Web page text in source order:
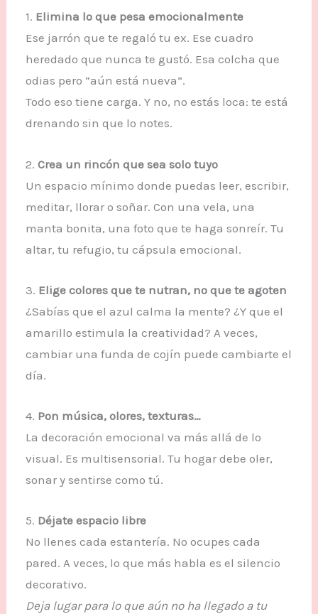
1. Elimina lo que pesa emocionalmente
Ese jarrón que te regaló tu ex. Ese cuadro
heredado que nunca te gustó. Esa colcha que
odias pero “aún está nueva”.
Todo eso tiene carga. Y no, no estás loca: te está
drenando sin que lo notes.
2.Crea un rincón que sea solo tuyo
Un espacio mínimo donde puedas leer, escribir,
meditar, llorar o soñar. Con una vela, una
manta bonita, una foto que te haga sonreír. Tu
altar, tu refugio, tu cápsula emocional.
3. Elige colores que te nutran, no que te agoten
¿Sabías que el azul calma la mente? ¿Y que el
amarillo estimula la creatividad? A veces,
cambiar una funda de cojín puede cambiarte el
día.
4. Pon música, olores, texturas…
La decoración emocional va más allá de lo
visual. Es multisensorial. Tu hogar debe oler,
sonar y sentirse como tú.
5. Déjate espacio libre
No llenes cada estantería. No ocupes cada
pared. A veces, lo que más habla es el silencio
decorativo.
Deja lugar para lo que aún no ha llegado a tu